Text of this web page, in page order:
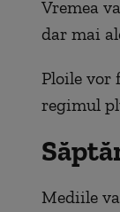
Vremea
dar mai
Ploile vor
regimul
Mediile